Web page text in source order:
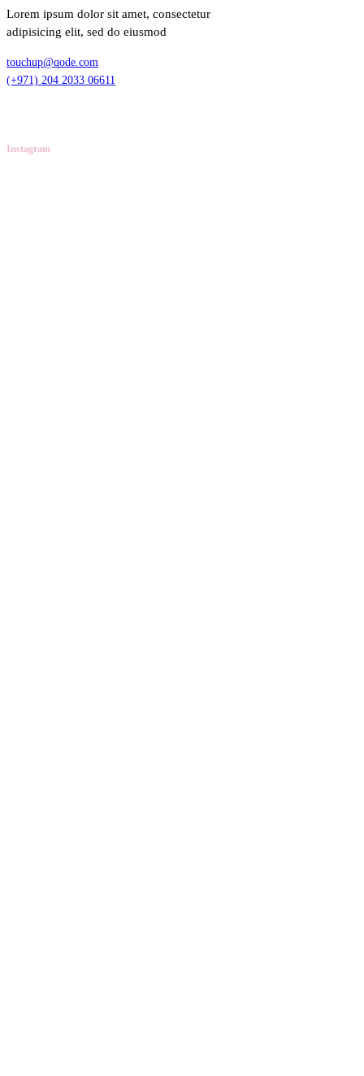
Lorem ipsum dolor sit amet, consectetur
adipisicing elit, sed do eiusmod
touchup@qode.com
(+971) 204 2033 06611
Instagram